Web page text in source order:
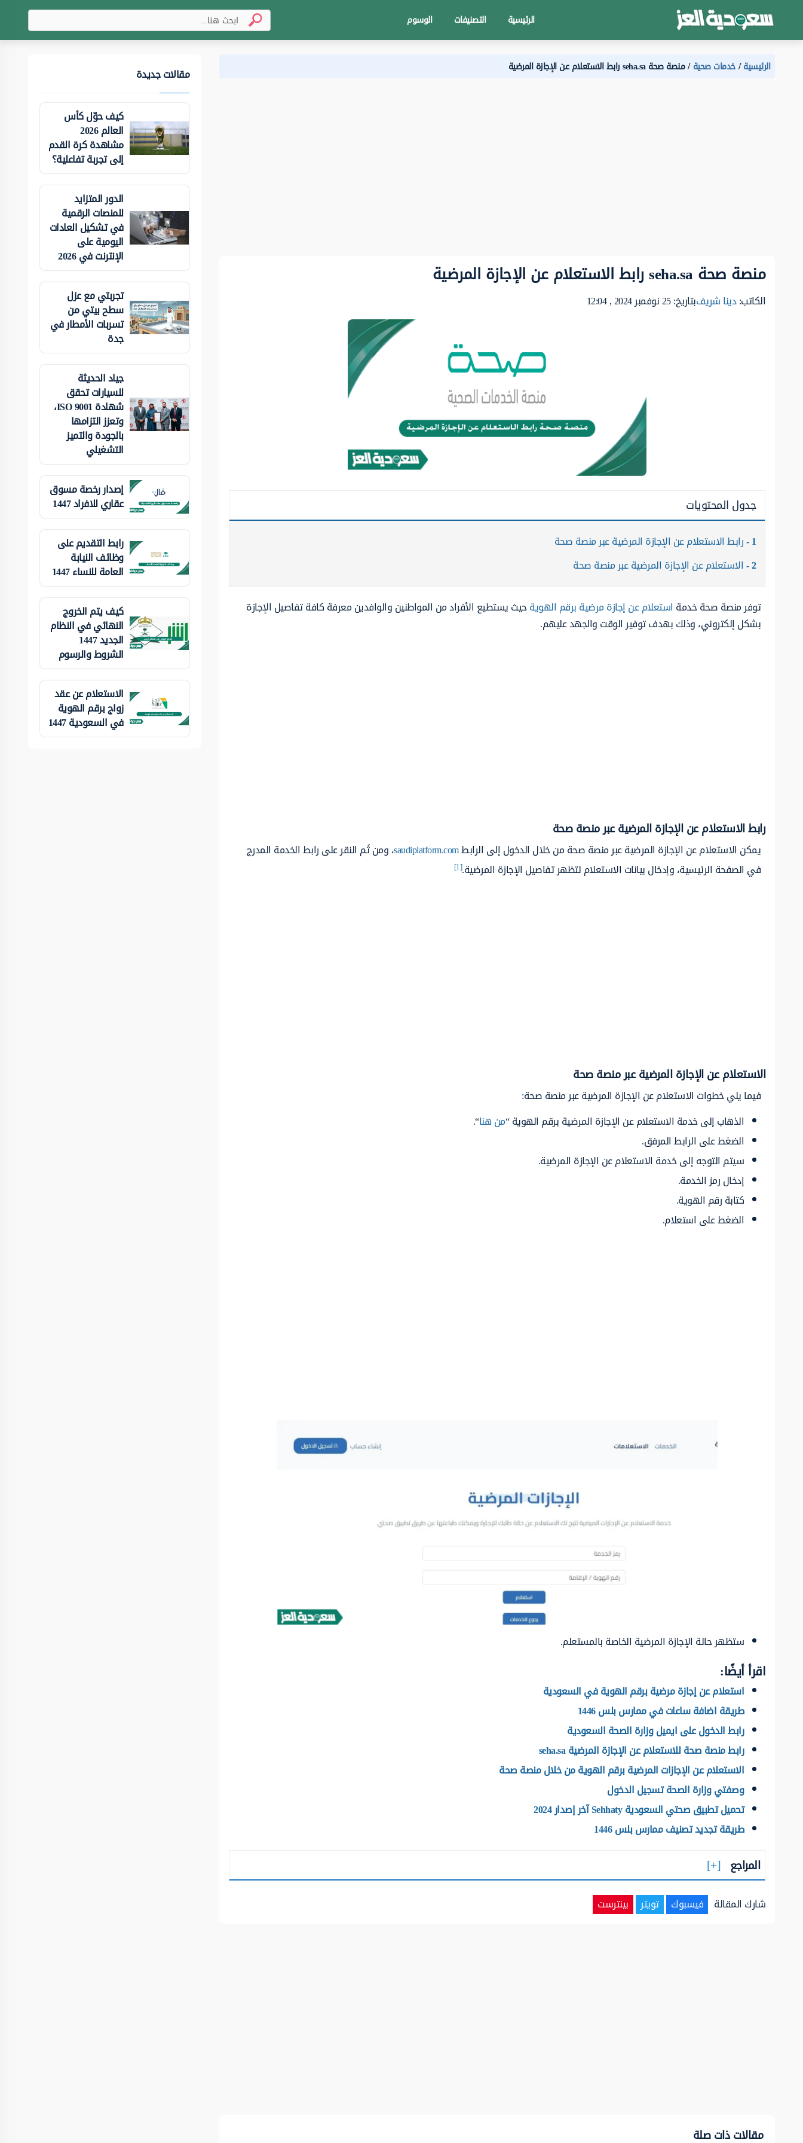
الرئيسية التصنيفات الوسوم
الرئيسية خدمات صحية منصة صحة seha.sa رابط الاستعلام عن الإجازة المرضية
منصة صحة seha.sa رابط الاستعلام عن الإجازة المرضية
الكاتب:دينا شريفبتاريخ: 25 نوفمبر 2024 , 12:04
جدول المحتويات
1 رابط الاستعلام عن الإجازة المرضية عبر منصة صحة
2 الاستعلام عن الإجازة المرضية عبر منصة صحة
توفر منصة صحة خدمة استعلام عن إجازة مرضية برقم الهويةحيث يستطيع الأفراد من المواطنين والوافدين معرفة كافة تفاصيل الإجازة
بشكل إلكتروني، وذلك بهدف توفير الوقت والجهد عليهم.
رابط الاستعلام عن الإجازة المرضية عبر منصة صحة
يمكن الاستعلام عن الإجازة المرضية عبر منصة صحة من خلال الدخول إلى الرابطsaudiplatform.com، ومن ثَم النقر على رابط الخدمة المدرج
في الصفحة الرئيسية، وإدخال بيانات الاستعلام لتظهر تفاصيل الإجازة المرضية.[1]
الاستعلام عن الإجازة المرضية عبر منصة صحة
فيما يلي خطوات الاستعلام عن الإجازة المرضية عبر منصة صحة:
الذهاب إلى خدمة الاستعلام عن الإجازة المرضية برقم الهوية “من هنا“.
الضغط على الرابط المرفق.
سيتم التوجه إلى خدمة الاستعلام عن الإجازة المرضية.
إدخال رمز الخدمة.
كتابة رقم الهوية.
الضغط على استعلام.
ستظهر حالة الإجازة المرضية الخاصة بالمستعلم.
اقرأ أيضًا:
استعلام عن إجازة مرضية برقم الهوية في السعودية
طريقة اضافة ساعات في ممارس بلس 1446
رابط الدخول على ايميل وزارة الصحة السعودية
رابط منصة صحة للاستعلام عن الإجازة المرضية seha.sa
الاستعلام عن الإجازات المرضية برقم الهوية من خلال منصة صحة
وصفتي وزارة الصحة تسجيل الدخول
تحميل تطبيق صحتي السعودية Sehhaty آخر إصدار 2024
طريقة تجديد تصنيف ممارس بلس 1446
المراجع
شارك المقالة فيسبوك تويتر بينترست
مقالات ذات صلة
مقالات جديدة
كيف حوّل كأس
العالم 2026
مشاهدة كرة القدم
إلى تجربة تفاعلية؟
الدور المتزايد
للمنصات الرقمية
في تشكيل العادات
اليومية على
الإنترنت في 2026
تجربتي مع عزل
سطح بيتي من
تسربات الأمطار في
جدة
جياد الحديثة
للسيارات تحقق
شهادة ISO 9001،
وتعزز التزامها
بالجودة والتميز
التشغيلي
إصدار رخصة مسوق
عقاري للافراد 1447
رابط التقديم على
وظائف النيابة
العامة للنساء 1447
كيف يتم الخروج
النهائي في النظام
الجديد 1447
الشروط والرسوم
الاستعلام عن عقد
زواج برقم الهوية
في السعودية 1447